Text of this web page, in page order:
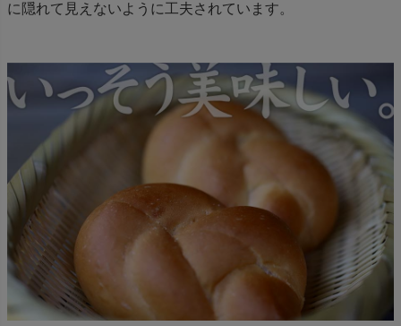
に隠れて見えないように工夫されています。